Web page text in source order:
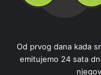
Od prvog dana kada
emitujemo 24 sata